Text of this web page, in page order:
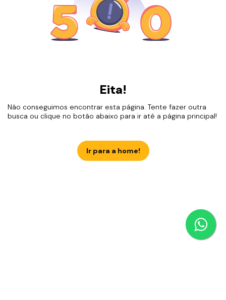
Eita!
Não conseguimos encontrar esta página. Tente fazer outra
busca ou clique no botão abaixo para ir até a página principal!
Ir para a home!